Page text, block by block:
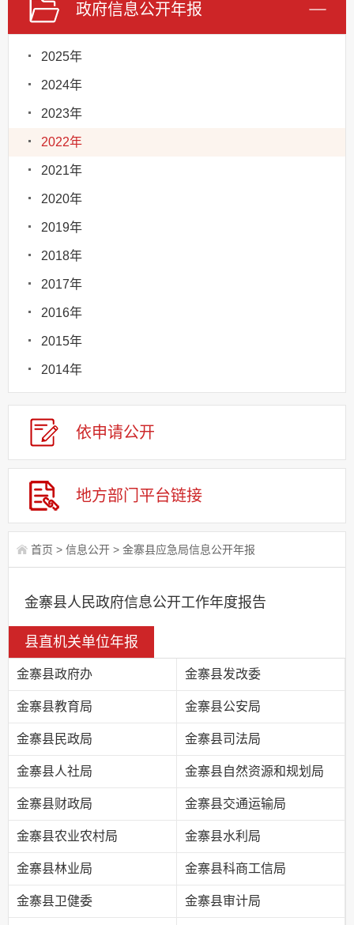
政府信息公开年报
2025年
2024年
2023年
2022年
2021年
2020年
2019年
2018年
2017年
2016年
2015年
2014年
依申请公开
地方部门 平台链接
首页 > 信息公开 > 金寨县应急局信息公开年报
金寨县人民政府信息公开工作年度报告
县直机关单位年报
金寨县政府办 金寨县发改委
金寨县教育局 金寨县公安局
金寨县民政局 金寨县司法局
金寨县人社局 金寨县自然资源和规划局
金寨县财政局 金寨县交通运输局
金寨县农业农村局 金寨县水利局
金寨县林业局 金寨县科商工信局
金寨县卫健委 金寨县审计局